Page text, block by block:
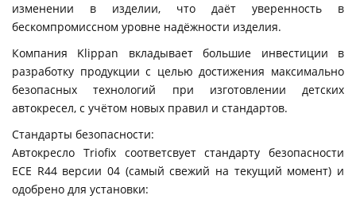
изменении в изделии, что даёт уверенность в
бескомпромиссном уровне надёжности изделия.
Компания Klippan вкладывает большие инвестиции в
разработку продукции с целью достижения максимально
безопасных технологий при изготовлении детских
автокресел, с учётом новых правил и стандартов.
Стандарты безопасности:
Автокресло Triofix соответсвует стандарту безопасности
ECE R44 версии 04 (самый свежий на текущий момент) и
одобрено для установки: